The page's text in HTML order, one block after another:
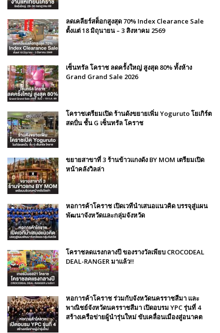
ลดเคลียร์สต็อกสูงสุด 70% Index Clearance Sale
ตั้งแต่ 18 มิถุนายน – 3 สิงหาคม 2569
เซ็นทรัล โคราช ลดครั้งใหญ่ สูงสุด 80% ทั้งห้าง
Grand Grand Sale 2026
โคราชเตรียมเปิด ร้านดังขยายเพิ่ม Yoguruto โยเกิร์ต
สดปั่น ชั้น G เซ็นทรัล โคราช
ขยายสาขาที่ 3 ร้านข้าวแกงดัง BY MOM เตรียมเปิด
หน้าคลังวิลล่า
หอการค้าโคราช เปิดเวทีนำเสนอแนวคิด บรรจุสู่แผน
พัฒนาจังหวัดและกลุ่มจังหวัด
โคราชลดแรงกลางปี ของรางวัลเพียบ CROCODEAL
DEAL-RANGER มาแล้ว!!
หอการค้าโคราช ร่วมกับจังหวัดนครราชสีมา และ
พาณิชย์จังหวัดนครราชสีมา เปิดอบรม YPC รุ่นที่ 4
สร้างเครือข่ายผู้นำรุ่นใหม่ ขับเคลื่อนเมืองสู่อนาคต